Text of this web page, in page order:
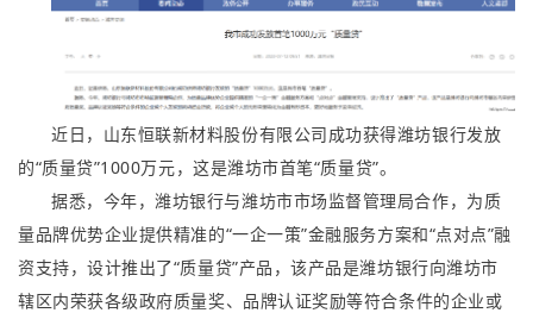
近日，山东恒联新材料股份有限公司成功获得潍坊银行发放
的“质量贷”1000万元，这是潍坊市首笔“质量贷”。
据悉，今年，潍坊银行与潍坊市市场监督管理局合作，为质
量品牌优势企业提供精准的“一企一策”金融服务方案和“点对点”融
资支持，设计推出了“质量贷”产品，该产品是潍坊银行向潍坊市
辖区内荣获各级政府质量奖、品牌认证奖励等符合条件的企业或